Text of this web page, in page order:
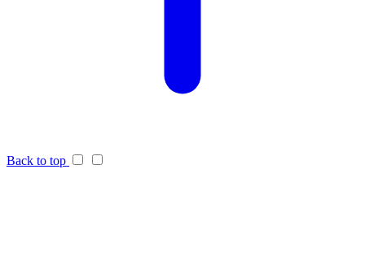
Back to top